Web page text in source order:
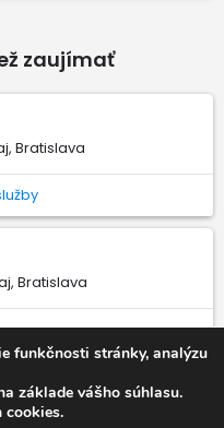
zaujímať
Bratislava
Bratislava
funkčnosti stránky, analýzu
základe vášho súhlasu.
cookies.